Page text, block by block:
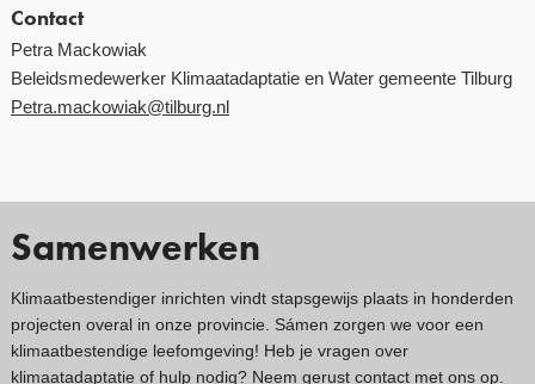
Contact
Petra Mackowiak
Beleidsmedewerker Klimaatadaptatie en Water gemeente Tilburg
Petra.mackowiak@tilburg.nl
Samenwerken
Klimaatbestendiger inrichten vindt stapsgewijs plaats in honderden
projecten overal in onze provincie. Sámen zorgen we voor een
klimaatbestendige leefomgeving! Heb je vragen over
klimaatadaptatie of hulp nodig? Neem gerust contact met ons op.